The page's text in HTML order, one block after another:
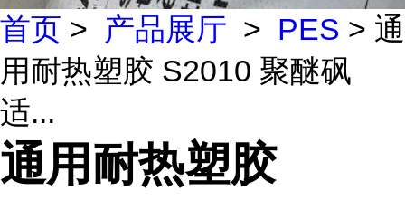
首页 > 产品展厅 > PES > 通
用耐热塑胶 S2010 聚醚砜
适...
通用耐热塑胶